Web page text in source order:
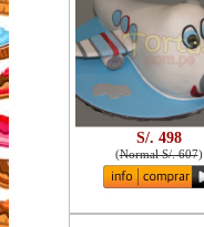
S/. 498
(Normal S/. 607)